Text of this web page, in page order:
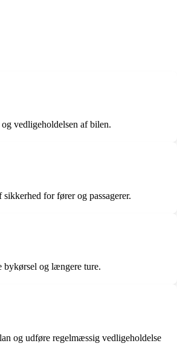
vedligeholdelsen af bilen.
for fører og passagerer.
bykørsel og længere ture.
og udføre regelmæssig vedligeholdelse